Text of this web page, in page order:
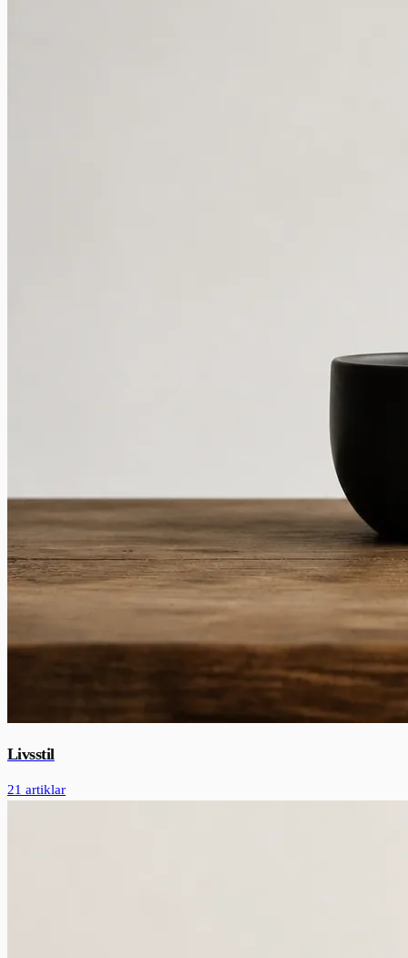
Livsstil
21 artiklar